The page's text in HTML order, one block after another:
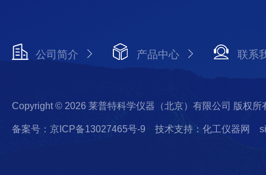
公司简介 产品中心 联系
Copyright © 2026 莱普特科学仪器（北京）有限公司 版权所
备案号：京ICP备13027465号-9 技术支持：化工仪器网